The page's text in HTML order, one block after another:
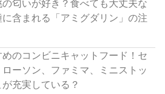
の匂いが好き？食べても大丈夫な
に含まれる「アミグダリン」の注
めのコンビニキャットフード！セ
ローソン、ファミマ、ミニストッ
充実している？